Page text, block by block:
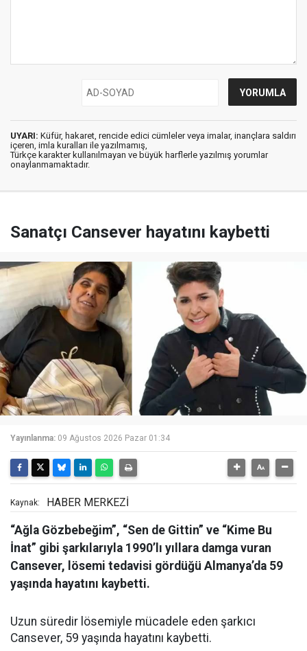
UYARI: Küfür, hakaret, rencide edici cümleler veya imalar, inançlara saldırı
içeren, imla kuralları ile yazılmamış,
Türkçe karakter kullanılmayan ve büyük harflerle yazılmış yorumlar
onaylanmamaktadır.
Sanatçı Cansever hayatını kaybetti
Yayınlanma: 09 Ağustos 2026 Pazar 01:34
Kaynak: HABER MERKEZİ
“Ağla Gözbebeğim”, “Sen de Gittin” ve “Kime Bu
İnat” gibi şarkılarıyla 1990’lı yıllara damga vuran
Cansever, lösemi tedavisi gördüğü Almanya’da 59
yaşında hayatını kaybetti.
Uzun süredir lösemiyle mücadele eden şarkıcı
Cansever, 59 yaşında hayatını kaybetti.